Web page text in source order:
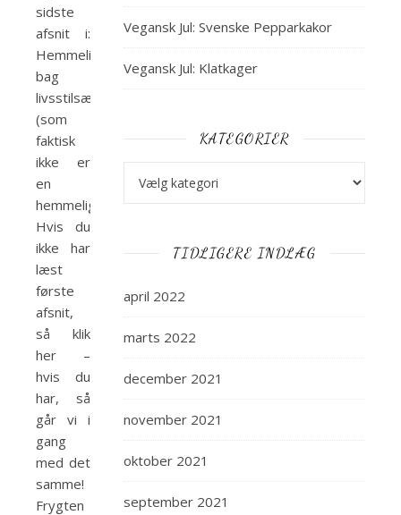
sidste
afsnit i:
Hemmeligheden
bag
livsstilsændringer
(som
faktisk
ikke er
en
hemmelighed).
Hvis du
ikke har
læst
første
afsnit,
så klik
her –
hvis du
har, så
går vi i
gang
med det
samme!
Frygten
Vegansk Jul: Svenske Pepparkakor
Vegansk Jul: Klatkager
KATEGORIER
TIDLIGERE INDLÆG
april 2022
marts 2022
december 2021
november 2021
oktober 2021
september 2021